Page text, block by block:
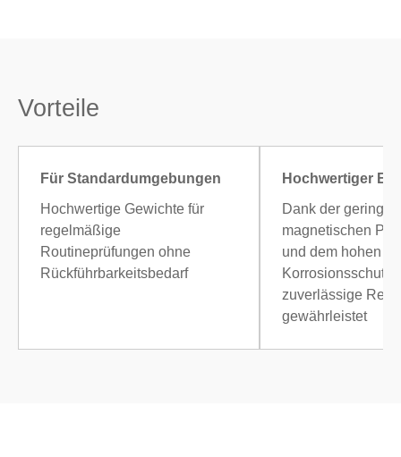
Vorteile
Für Standardumgebungen
Hochwertige Gewichte für
regelmäßige
Routineprüfungen ohne
Rückführbarkeitsbedarf
Hochwertiger
Dank der geringen
magnetischen
und dem hohen
Korrosionsschutz
zuverlässige
gewährleistet